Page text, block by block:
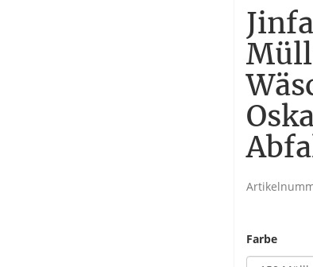
Farbe